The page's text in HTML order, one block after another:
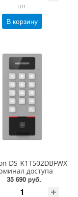
шт
В корзину
DS-K1T502DBFWX
доступа
35 690 руб.